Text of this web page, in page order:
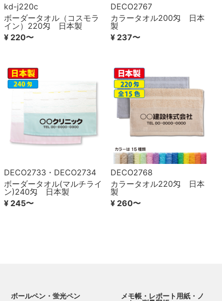
kd-j220c
ボーダータオル（コスモラ
イン）220匁 日本製
¥ 220〜
DECO2767
カラータオル200匁 日本
製
¥ 237〜
DECO2733・DECO2734
ボーダータオル(マルチライ
ン)240匁 日本製
¥ 245〜
DECO2768
カラータオル220匁 日本
製
¥ 260〜
ボールペン・蛍光ペン
メモ帳・レポート用紙・ノ